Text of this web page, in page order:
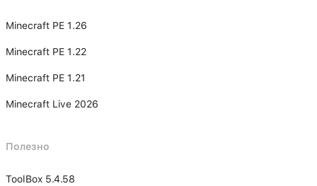
Minecraft PE 1.26
Minecraft PE 1.22
Minecraft PE 1.21
Minecraft Live 2026
Полезно
ToolBox 5.4.58